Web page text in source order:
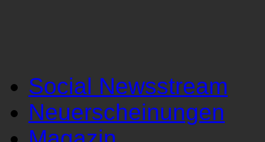
Social Newsstream
Neuerscheinungen